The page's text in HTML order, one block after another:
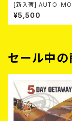
[新入荷] AUTO-
e Wake Of KING
D（CD+DVD/初回限定
¥5,500
セール中の